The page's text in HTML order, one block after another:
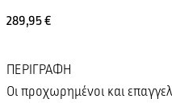
289,95€
ΠΕΡΙΓΡΑΦΗ
Οι προχωρημένοι και